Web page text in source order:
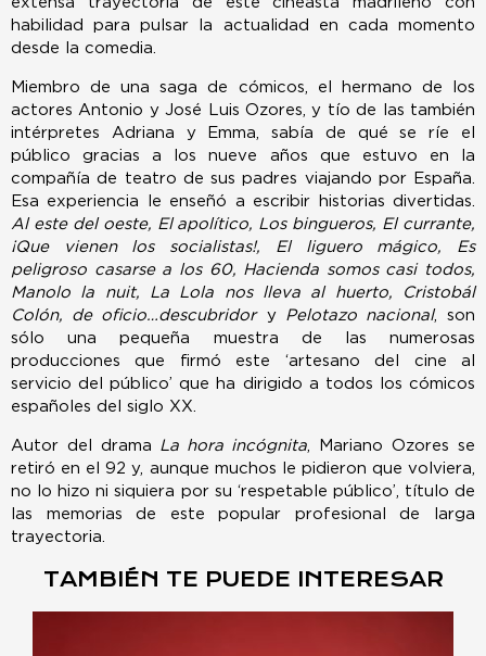
habilidad para pulsar la actualidad en cada momento
desde la comedia.
Miembro de una saga de cómicos, el hermano de los
actores Antonio y José Luis Ozores, y tío de las también
intérpretes Adriana y Emma, sabía de qué se ríe el
público gracias a los nueve años que estuvo en la
compañía de teatro de sus padres viajando por España.
Esa experiencia le enseñó a escribir historias divertidas.
Al este del oeste, El apolítico, Los bingueros, El currante,
¡Que vienen los socialistas!, El liguero mágico, Es
peligroso casarse a los 60, Hacienda somos casi todos,
Manolo la nuit, La Lola nos lleva al huerto, Cristobál
Colón, de oficio…descubridoryPelotazo nacional, son
sólo una pequeña muestra de las numerosas
producciones que firmó este ‘artesano del cine al
servicio del público’ que ha dirigido a todos los cómicos
españoles del siglo XX.
Autor del drama La hora incógnita, Mariano Ozores se
retiró en el 92 y, aunque muchos le pidieron que volviera,
no lo hizo ni siquiera por su ‘respetable público’, título de
las memorias de este popular profesional de larga
trayectoria.
TAMBIÉN TE PUEDE INTERESAR